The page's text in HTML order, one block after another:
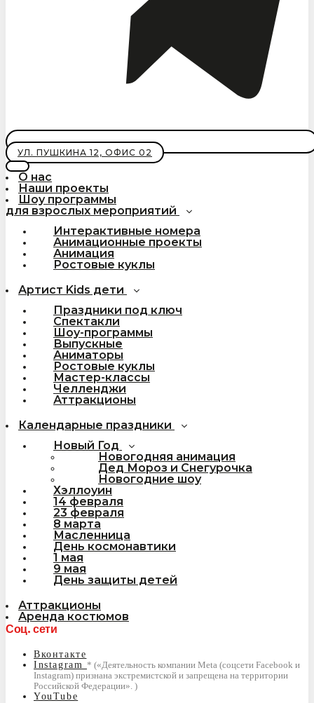
УЛ. ПУШКИНА 12, ОФИС 02
О нас
Наши проекты
Шоу программы
для взрослых мероприятий
Интерактивные номера
Анимационные проекты
Анимация
Ростовые куклы
Артист Kids дети
Праздники под ключ
Спектакли
Шоу-программы
Выпускные
Аниматоры
Ростовые куклы
Мастер-классы
Челленджи
Аттракционы
Календарные праздники
Новый Год
Новогодняя анимация
Дед Мороз и Снегурочка
Новогодние шоу
Хэллоуин
14 февраля
23 февраля
8 марта
Масленница
День космонавтики
1 мая
9 мая
День защиты детей
Аттракционы
Аренда костюмов
Соц. сети
Вконтакте
Instagram
YouTube